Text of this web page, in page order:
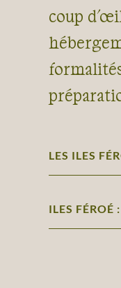
coup
LES ILES
ILES FÉROÉ